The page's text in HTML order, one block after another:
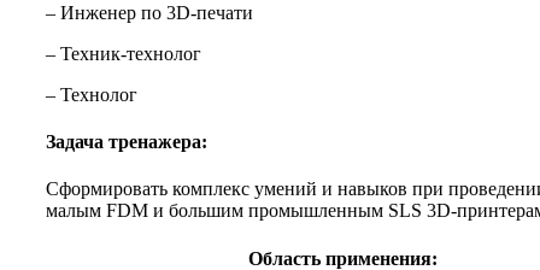
– Инженер по 3D-печати
– Техник-технолог
– Технолог
Задача тренажера:
Сформировать комплекс умений и навыков при
малым FDM и большим промышленным SLS 3D-
Область применения: